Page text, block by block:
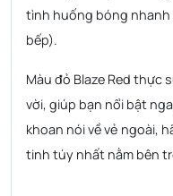
tình huống bóng nhanh
bếp).
Màu đỏ Blaze Red thực
vời, giúp bạn nổi bật
khoan nói về vẻ ngoài,
tinh túy nhất nằm bên